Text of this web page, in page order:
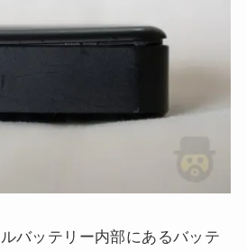
バッテリー内部にあるバッテ